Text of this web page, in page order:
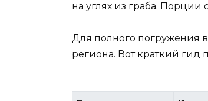
на углях из граба.
Для полного погружения
региона. Вот краткий